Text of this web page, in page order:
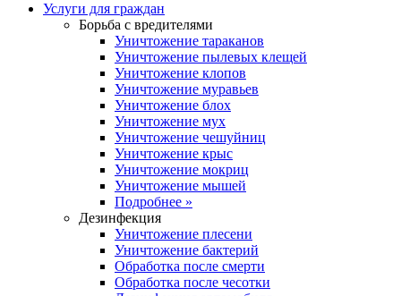
Услуги для граждан
Борьба с вредителями
Уничтожение тараканов
Уничтожение пылевых клещей
Уничтожение клопов
Уничтожение муравьев
Уничтожение блох
Уничтожение мух
Уничтожение чешуйниц
Уничтожение крыс
Уничтожение мокриц
Уничтожение мышей
Подробнее »
Дезинфекция
Уничтожение плесени
Уничтожение бактерий
Обработка после смерти
Обработка после чесотки